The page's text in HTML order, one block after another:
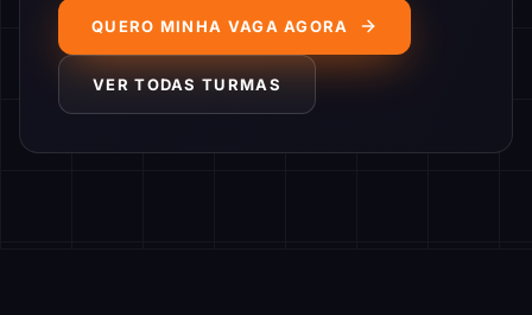
QUERO MINHA VAGA AGORA
VER TODAS TURMAS